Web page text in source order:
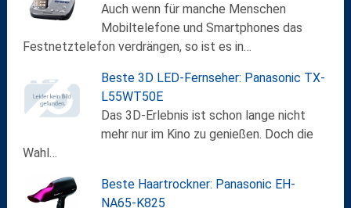
Auch wenn für manche Menschen
Mobiltelefone und Smartphones das
Festnetztelefon verdrängen, so ist es in…
Beste 3D LED-Fernseher: Panasonic TX-
L55WT50E
Das 3D-Erlebnis ist schon lange nicht
mehr nur im Kino zu genießen. Doch die
Wahl…
Beste Haartrockner: Panasonic EH-
NA65-K825